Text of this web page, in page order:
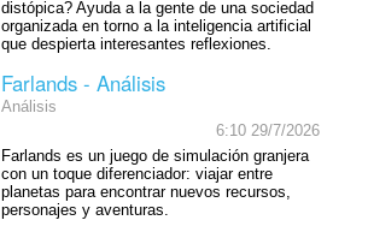
distópica? Ayuda a la gente de una sociedad
organizada en torno a la inteligencia artificial
que despierta interesantes reflexiones.
Farlands - Análisis
Análisis
6:10 29/7/2026
Farlands es un juego de simulación granjera
con un toque diferenciador: viajar entre
planetas para encontrar nuevos recursos,
personajes y aventuras.